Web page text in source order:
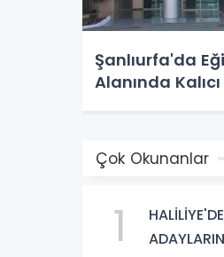
Şanlıurfa'da
Alanında
Çok Okunanlar
1